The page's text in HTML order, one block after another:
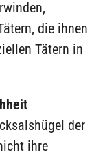
die ihnen
Tätern in
der
ihre